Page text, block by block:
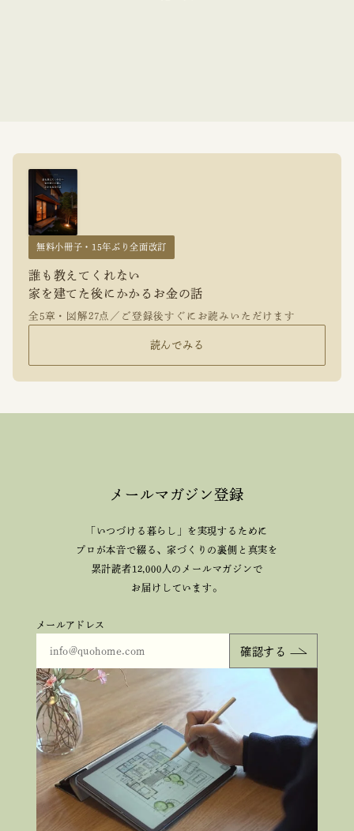
無料小冊子・15年ぶり全面改訂
誰も教えてくれない
家を建てた後にかかるお金の話
全5章・図解27点／ご登録後すぐにお読みいただけます
読んでみる
メールマガジン登録
「いつづける暮らし」を実現するために
プロが本音で綴る、家づくりの裏側と真実を
累計読者12,000人のメールマガジンで
お届けしています。
メールアドレス